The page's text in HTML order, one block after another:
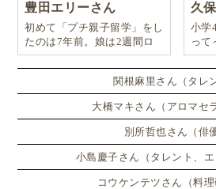
た私には、少し力を抜き医療も
ンとなりました。
おかげで二人目の時は、医療介
が、緊急事態にすぐ応対できる
院を選び、素晴らしい出産体験
出産も子育ても、自分の思い通
ね、、、。
豊田エリーさん
初めて「プチ親子留学」をし
たのは7年前。娘は2週間ロ
ンドンのサマースクールに通
い、英語劇に挑戦したり、
久
小学
って
関根麻里さん（タレ
大橋マキさん（アロマセ
別所哲也さん（俳
小島慶子さん（タレント、エ
コウケンテツさん（料理